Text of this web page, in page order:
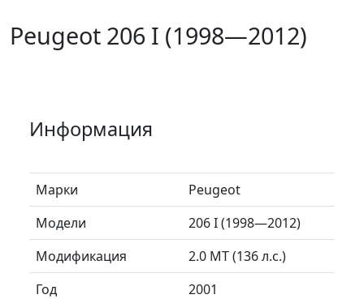
Peugeot 206 I (1998—2012)
Информация
Марки
Peugeot
Модели
206 I (1998—2012)
Модификация
2.0 MT (136 л.с.)
Год
2001